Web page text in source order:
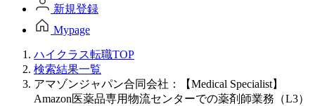
新規登録
Mypage
ハイクラス転職TOP
検索結果一覧
アマゾンジャパン合同会社：【Medical Specialist】
Amazon医薬品専用物流センターでの薬剤師業務（L3）